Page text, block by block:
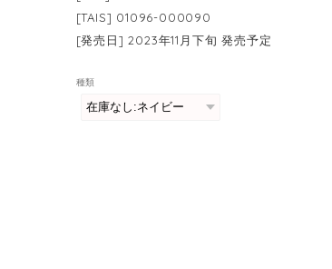
[TAIS] 01096-000090
[発売日] 2023年11月下旬 発売予定
種類